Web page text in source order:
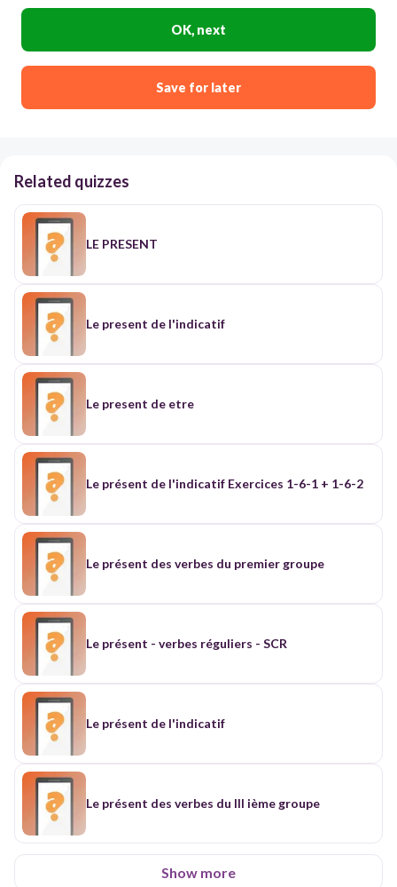
OK, next
Save for later
Related quizzes
LE PRESENT
Le present de l'indicatif
Le present de etre
Le présent de l'indicatif Exercices 1-6-1 + 1-6-2
Le présent des verbes du premier groupe
Le présent - verbes réguliers - SCR
Le présent de l'indicatif
Le présent des verbes du III ième groupe
Show more